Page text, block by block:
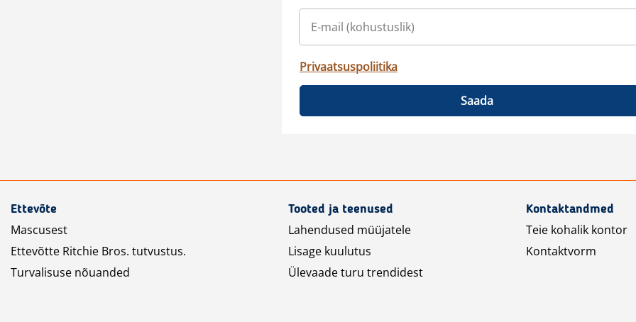
Privaatsuspoliitika
Saada
Ettevõte
Mascusest
Ettevõtte Ritchie Bros. tutvustus.
Turvalisuse nõuanded
Tooted ja teenused
Lahendused müüjatele
Lisage kuulutus
Ülevaade turu trendidest
Kontaktandmed
Teie kohalik kontor
Kontaktvorm